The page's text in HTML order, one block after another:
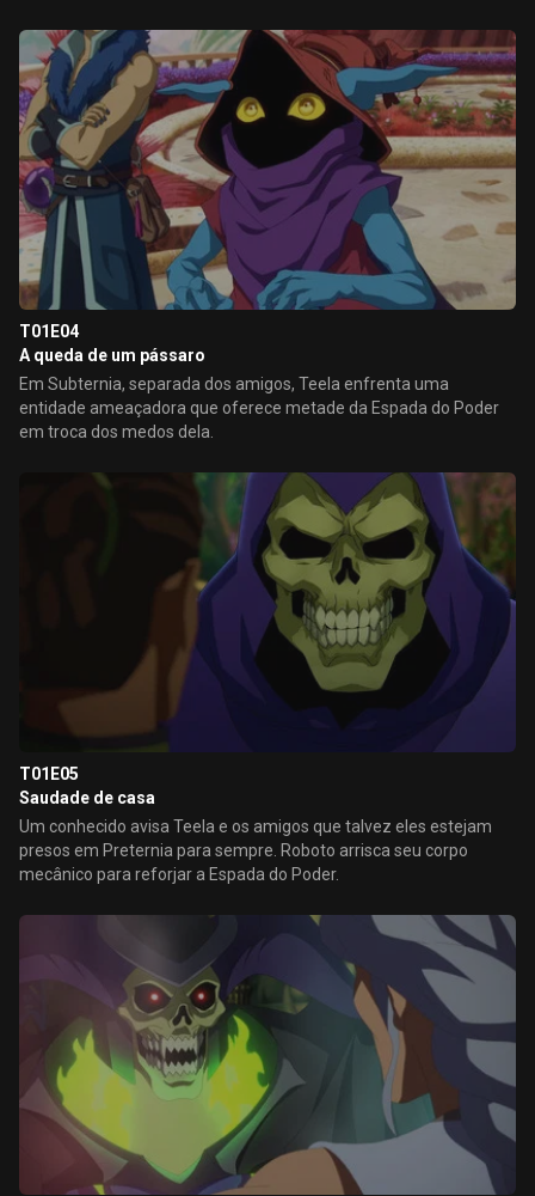
T01E04
A queda de um pássaro
Em Subternia, separada dos amigos, Teela enfrenta uma
entidade ameaçadora que oferece metade da Espada do Poder
em troca dos medos dela.
T01E05
Saudade de casa
Um conhecido avisa Teela e os amigos que talvez eles estejam
presos em Preternia para sempre. Roboto arrisca seu corpo
mecânico para reforjar a Espada do Poder.